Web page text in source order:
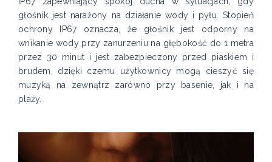
głośnik jest narażony na działanie wody i pyłu. Stopień
ochrony IP67 oznacza, że głośnik jest odporny na
wnikanie wody przy zanurzeniu na głębokość do 1 metra
przez 30 minut i jest zabezpieczony przed piaskiem i
brudem, dzięki czemu użytkownicy mogą cieszyć się
muzyką na zewnątrz zarówno przy basenie, jak i na
plaży.